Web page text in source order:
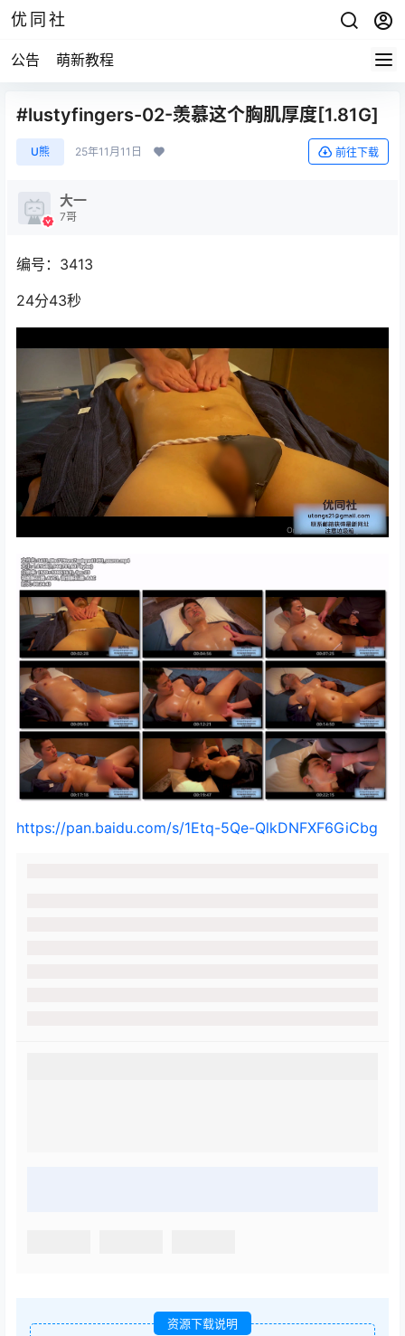
优同社
公告 萌新教程
#lustyfingers-02-羡慕这个胸肌厚度[1.81G]
U熊 25年11月11日 前往下载
大一
7哥
编号：3413
24分43秒
https://pan.baidu.com/s/1Etq-5Qe-QlkDNFXF6GiCbg
资源下载说明